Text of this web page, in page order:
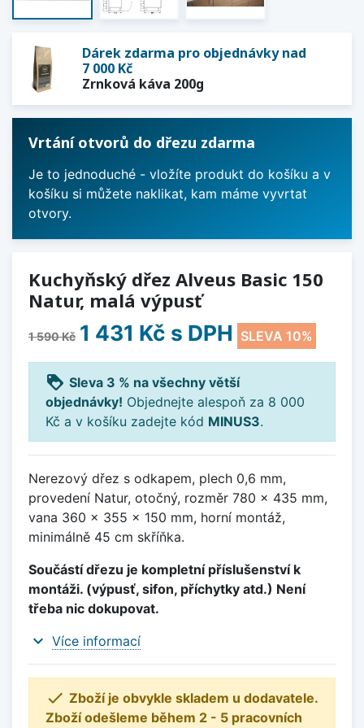
Dárek zdarma pro objednávky nad
7 000 Kč
Zrnková káva 200g
Vrtání otvorů do dřezu zdarma
Je to jednoduché - vložíte produkt do košíku a v
košíku si můžete naklikat, kam máme vyvrtat
otvory.
Kuchyňský dřez Alveus Basic 150
Natur, malá výpusť
1 590 Kč 1 431 Kč s DPH SLEVA 10%
loyalty Sleva 3 % na všechny větší
objednávky! Objednejte alespoň za 8 000
Kč a v košíku zadejte kód MINUS3.
Nerezový dřez s odkapem, plech 0,6 mm,
provedení Natur, otočný, rozměr 780 x 435 mm,
vana 360 x 355 x 150 mm, horní montáž,
minimálně 45 cm skříňka.
Součástí dřezu je kompletní příslušenství k
montáži. (výpusť, sifon, příchytky atd.) Není
třeba nic dokupovat.
expand_more Více informací
 Zboží je obvykle skladem u dodavatele.
Zboží odešleme během 2 - 5 pracovních